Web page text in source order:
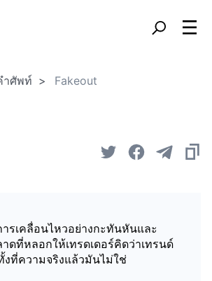
ำศัพท์ Fakeout
รเคลื่อนไหวอย่างกะทันหันและ
ดที่หลอกให้เทรดเดอร์คิดว่าเทรนด์
งที่ความจริงแล้วมันไม่ใช่